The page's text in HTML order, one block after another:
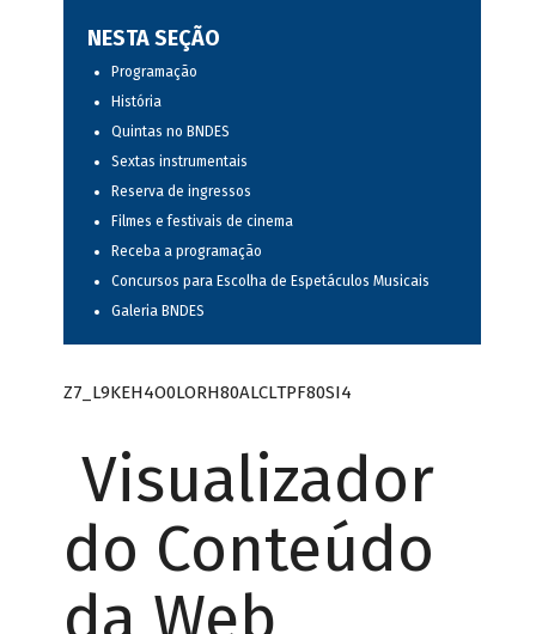
NESTA SEÇÃO
Programação
História
Quintas no BNDES
Sextas instrumentais
Reserva de ingressos
Filmes e festivais de cinema
Receba a programação
Concursos para Escolha de Espetáculos Musicais
Galeria BNDES
Z7_L9KEH4O0LORH80ALCLTPF80SI4
Visualizador
do Conteúdo
da Web